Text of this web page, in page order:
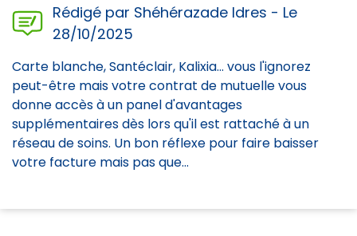
Rédigé par Shéhérazade Idres - Le
28/10/2025
Carte blanche, Santéclair, Kalixia... vous l'ignorez
peut-être mais votre contrat de mutuelle vous
donne accès à un panel d'avantages
supplémentaires dès lors qu'il est rattaché à un
réseau de soins. Un bon réflexe pour faire baisser
votre facture mais pas que...